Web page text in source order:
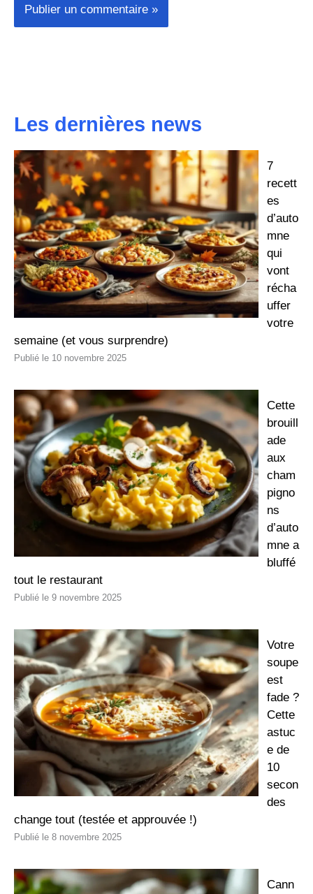
Les dernières news
7
recett
es
d’auto
mne
qui
vont
récha
uffer
votre
semaine (et vous surprendre)
10 novembre 2025
Cette
brouill
ade
aux
cham
pigno
ns
d’auto
mne a
bluffé
tout le restaurant
9 novembre 2025
Votre
soupe
est
fade ?
Cette
astuc
e de
10
secon
des
change tout (testée et approuvée !)
8 novembre 2025
Cann